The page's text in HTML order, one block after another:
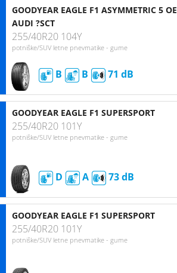
GOODYEAR EAGLE F1 ASYMMETRIC 5 OE
AUDI ?SCT
255/40R20 104Y
potniške/SUV letne pnevmatike - gume
B B 71
GOODYEAR EAGLE F1 SUPERSPORT
255/40R20 101Y
potniške/SUV letne pnevmatike - gume
D A 73
GOODYEAR EAGLE F1 SUPERSPORT
255/40R20 101Y
potniške/SUV letne pnevmatike - gume